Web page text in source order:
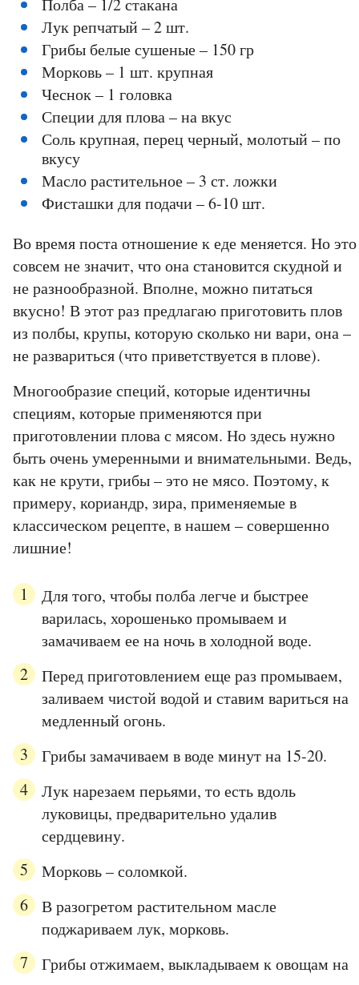
Полба – 1/2 стакана
Лук репчатый – 2 шт.
Грибы белые сушеные – 150 гр
Морковь – 1 шт. крупная
Чеснок – 1 головка
Специи для плова – на вкус
Соль крупная, перец черный, молотый – по
вкусу
Масло растительное – 3 ст. ложки
Фисташки для подачи – 6-10 шт.
Во время поста отношение к еде меняется. Но это
совсем не значит, что она становится скудной и
не разнообразной. Вполне, можно питаться
вкусно! В этот раз предлагаю приготовить плов
из полбы, крупы, которую сколько ни вари, она –
не развариться (что приветствуется в плове).
Многообразие специй, которые идентичны
специям, которые применяются при
приготовлении плова с мясом. Но здесь нужно
быть очень умеренными и внимательными. Ведь,
как не крути, грибы – это не мясо. Поэтому, к
примеру, кориандр, зира, применяемые в
классическом рецепте, в нашем – совершенно
лишние!
Для того, чтобы полба легче и быстрее
варилась, хорошенько промываем и
замачиваем ее на ночь в холодной воде.
Перед приготовлением еще раз промываем,
заливаем чистой водой и ставим вариться на
медленный огонь.
Грибы замачиваем в воде минут на 15-20.
Лук нарезаем перьями, то есть вдоль
луковицы, предварительно удалив
сердцевину.
Морковь – соломкой.
В разогретом растительном масле
поджариваем лук, морковь.
Грибы отжимаем, выкладываем к овощам на